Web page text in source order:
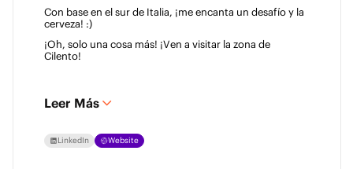
Con base en el sur de Italia, ¡me encanta un desafío y la
cerveza! :)
¡Oh, solo una cosa más! ¡Ven a visitar la zona de
Cilento!
Leer Más
LinkedIn Website